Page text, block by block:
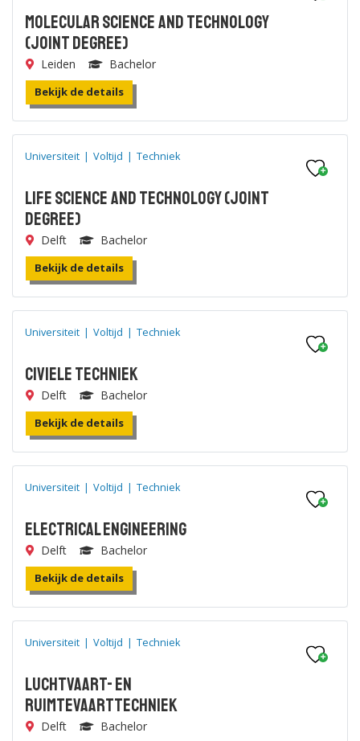
Molecular Science and Technology
(joint degree)
Leiden Bachelor
Bekijk de details
Universiteit | Voltijd | Techniek
Life Science and Technology (joint
degree)
Delft Bachelor
Bekijk de details
Universiteit | Voltijd | Techniek
Civiele Techniek
Delft Bachelor
Bekijk de details
Universiteit | Voltijd | Techniek
Electrical Engineering
Delft Bachelor
Bekijk de details
Universiteit | Voltijd | Techniek
Luchtvaart- en
Ruimtevaarttechniek
Delft Bachelor